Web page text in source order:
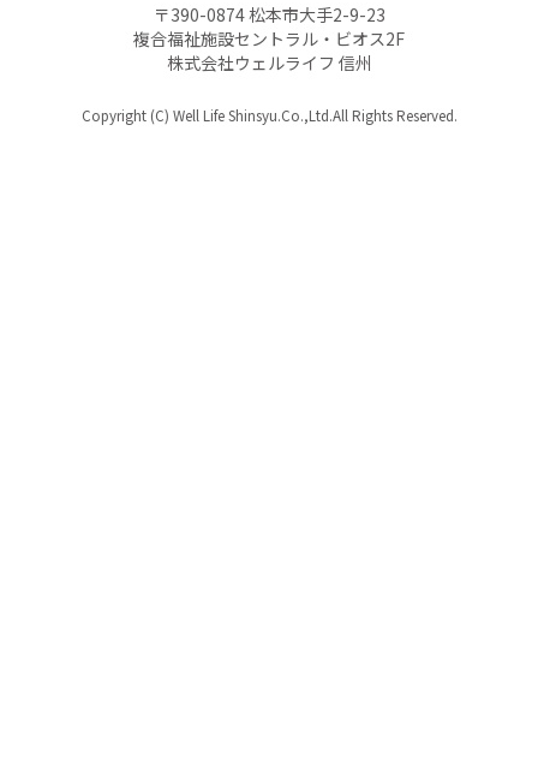
〒390-0874 松本市大手2-9-23
複合福祉施設セントラル・ビオス2F
株式会社ウェルライフ 信州
Copyright (C) Well Life Shinsyu.Co.,Ltd.All Rights Reserved.